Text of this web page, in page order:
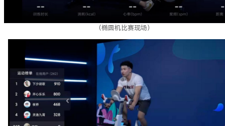
（椭圆机比赛现场）